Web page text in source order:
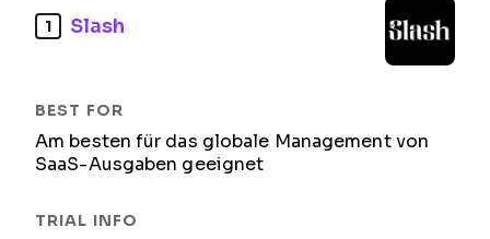
1 Slash
Am besten für das globale Management von
SaaS-Ausgaben geeignet